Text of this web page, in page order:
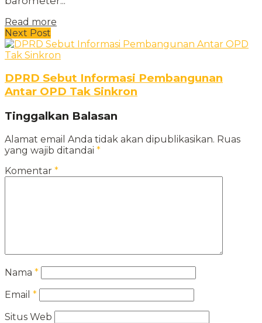
Read more
Next Post
DPRD Sebut Informasi Pembangunan
Antar OPD Tak Sinkron
Tinggalkan Balasan
Alamat email Anda tidak akan dipublikasikan. Ruas
yang wajib ditandai *
Komentar *
Nama *
Email *
Situs Web